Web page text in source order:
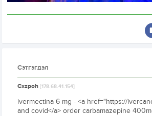
Сэтгэгдэл
Cxzpoh[178.68.41.154]
ivermectina 6 mg - <a href="https://
and covid</a> order carbamazepine